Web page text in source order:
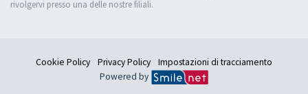
rivolgervi presso una delle nostre filiali.
Cookie Policy Privacy Policy
Impostazioni di tracciamento
Powered by